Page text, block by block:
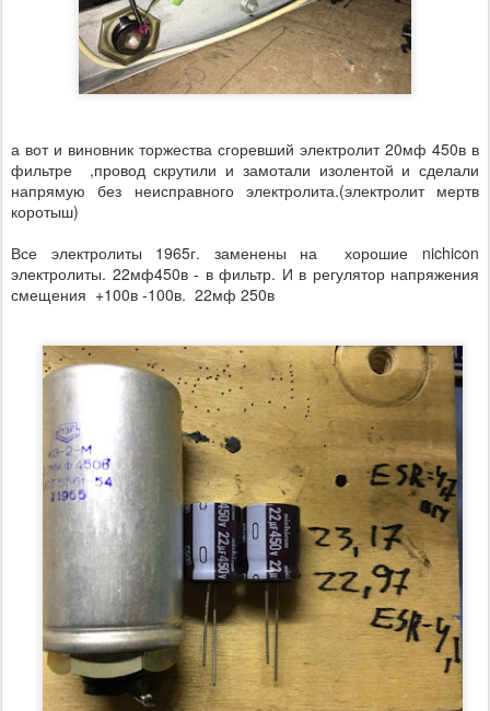
а вот и виновник торжества сгоревший электролит 20мф 450в в
фильтре ,провод скрутили и замотали изолентой и сделали
напрямую без неисправного электролита.(электролит мертв
коротыш)
Все электролиты 1965г. заменены на хорошие nichicon
электролиты. 22мф450в - в фильтр. И в регулятор напряжения
смещения +100в -100в. 22мф 250в